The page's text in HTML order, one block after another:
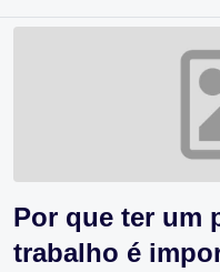
Por que ter um
trabalho é